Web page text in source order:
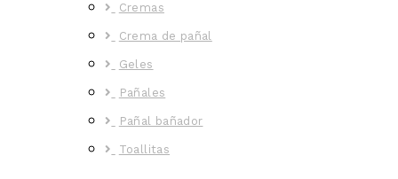
Cremas
Crema de pañal
Geles
Pañales
Pañal bañador
Toallitas